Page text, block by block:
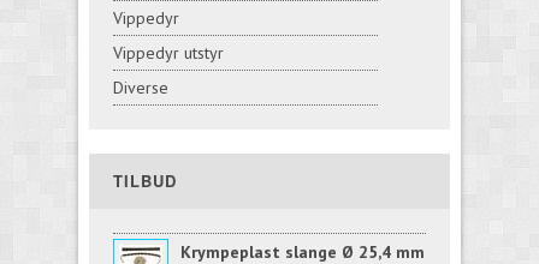
Vippedyr
Vippedyr utstyr
Diverse
TILBUD
Krympeplast slange Ø 25,4 mm